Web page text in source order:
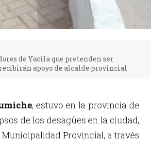
de Yacila que pretenden ser
apoyo de alcalde provincial
, estuvo en la provincia de
de los desagües en la ciudad,
Provincial, a través